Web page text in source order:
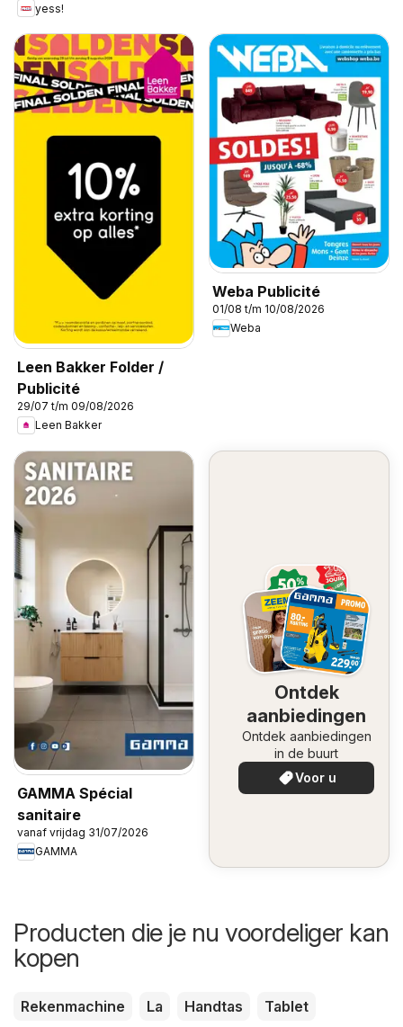
yess!
Leen Bakker Folder /
Publicité
29/07 t/m 09/08/2026
Leen Bakker
Weba Publicité
01/08 t/m 10/08/2026
Weba
GAMMA Spécial
sanitaire
vanaf vrijdag 31/07/2026
GAMMA
Ontdek
aanbiedingen
Ontdek aanbiedingen
in de buurt
Voor u
Producten die je nu voordeliger kan
kopen
Rekenmachine La Handtas
Tablet